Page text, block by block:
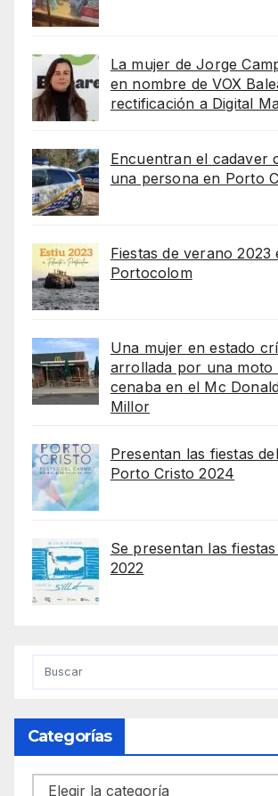
La mujer de Jorge
en nombre de VOX
rectificación a Digital
Encuentran el cadaver
una persona en Porto
Fiestas de verano 2023
Portocolom
Una mujer en estado
arrollada por una moto
cenaba en el Mc
Millor
Presentan las fiestas
Porto Cristo 2024
Se presentan las fiestas
2022
Categorías
Categorías